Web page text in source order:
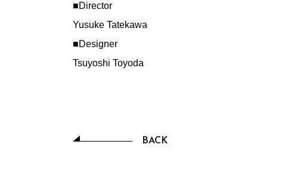
■Director
Yusuke Tatekawa
■Designer
Tsuyoshi Toyoda
BACK